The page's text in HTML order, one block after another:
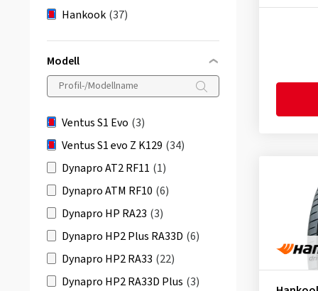
Hankook (37)
Modell
Ventus S1 Evo (3)
Ventus S1 evo Z K129 (34)
Dynapro AT2 RF11 (1)
Dynapro ATM RF10 (6)
Dynapro HP RA23 (3)
Dynapro HP2 Plus RA33D (6)
Dynapro HP2 RA33 (22)
Dynapro HP2 RA33D Plus (3)